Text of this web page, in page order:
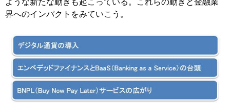
界へのインパクトをみていこう。